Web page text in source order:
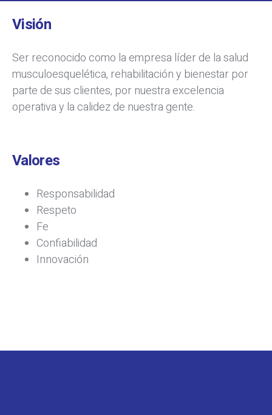
Visión
Ser reconocido como la empresa líder de la salud
musculoesquelética, rehabilitación y bienestar por
parte de sus clientes, por nuestra excelencia
operativa y la calidez de nuestra gente.
Valores
Responsabilidad
Respeto
Fe
Confiabilidad
Innovación